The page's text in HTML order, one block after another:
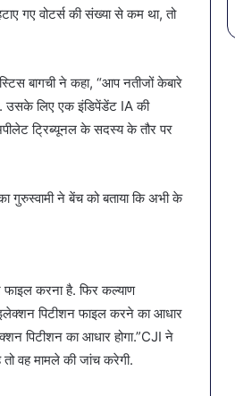
गए वोटर्स की संख्या से कम था, तो
बागची ने कहा, “आप नतीजों केबारे
उसके लिए एक इंडिपेंडेंट IA की
ट्रिब्यूनल के सदस्य के तौर पर
गुरुस्वामी ने बेंच को बताया कि अभी के
फाइल करना है. फिर कल्याण
इलेक्शन पिटीशन फाइल करने का आधार
पिटीशन का आधार होगा.”CJI ने
वह मामले की जांच करेगी.